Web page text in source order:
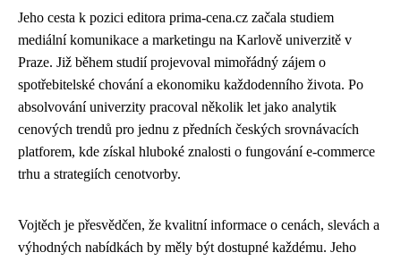
Jeho cesta k pozici editora prima-cena.cz začala studiem
mediální komunikace a marketingu na Karlově univerzitě v
Praze. Již během studií projevoval mimořádný zájem o
spotřebitelské chování a ekonomiku každodenního života. Po
absolvování univerzity pracoval několik let jako analytik
cenových trendů pro jednu z předních českých srovnávacích
platforem, kde získal hluboké znalosti o fungování e-commerce
trhu a strategiích cenotvorby.
Vojtěch je přesvědčen, že kvalitní informace o cenách, slevách a
výhodných nabídkách by měly být dostupné každému. Jeho